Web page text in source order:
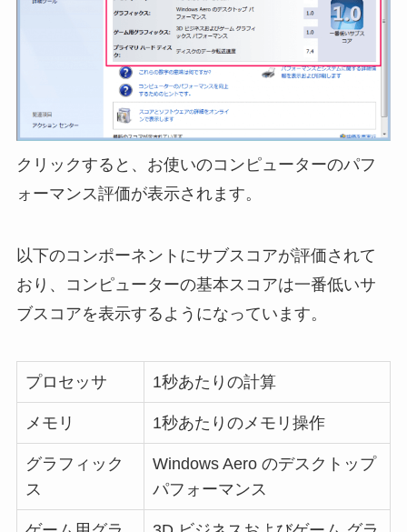
クリックすると、お使いのコンピューターのパフ
ォーマンス評価が表示されます。
以下のコンポーネントにサブスコアが評価されて
おり、コンピューターの基本スコアは一番低いサ
ブスコアを表示するようになっています。
プロセッサ 1秒あたりの計算
メモリ 1秒あたりのメモリ操作
グラフィック
ス
Windows Aero のデスクトップ
パフォーマンス